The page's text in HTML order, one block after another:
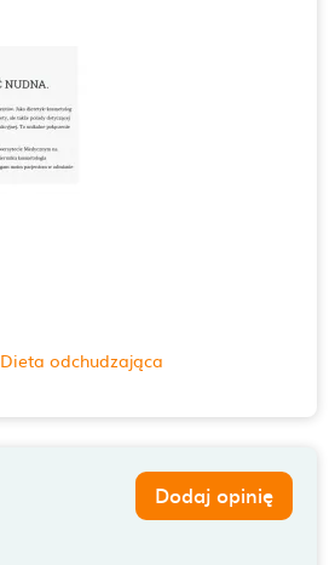
Dieta odchudzająca
Dodaj opinię